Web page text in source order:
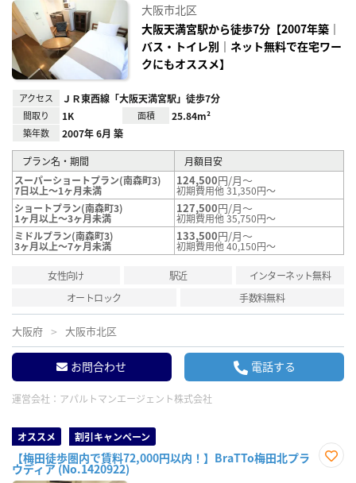
り登
録
大阪市北区
大阪天満宮駅から徒歩7分【2007年築｜
バス・トイレ別｜ネット無料で在宅ワー
クにもオススメ】
アクセス ＪＲ東西線「大阪天満宮駅」徒歩7分
間取り 1K 面積 25.84m²
築年数 2007年 6月 築
プラン名・期間
月額目安
スーパーショートプラン(南森町3)
7日以上～1ヶ月未満
124,500円/月～
初期費用他 31,350円～
ショートプラン(南森町3)
1ヶ月以上～3ヶ月未満
127,500円/月～
初期費用他 35,750円～
ミドルプラン(南森町3)
3ヶ月以上～7ヶ月未満
133,500円/月～
初期費用他 40,150円～
女性向け 駅近
インターネット無料
オートロック
手数料無料
大阪府 大阪市北区
お問合わせ 電話する
運営会社： アパルトマンエージェント株式会社
オススメ 割引キャンペーン
【梅田徒歩圏内で賃料72,000円以内！】BraTTo梅田北プラ
ウディア (No.1420922)